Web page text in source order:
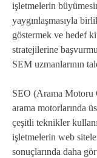
işletmelerin
yaygınlaşmasıyla
göstermek ve hedef
stratejilerine
SEM uzmanlarının
SEO (Arama Motoru
arama motorlarında
çeşitli teknikler
işletmelerin web
sonuçlarında daha